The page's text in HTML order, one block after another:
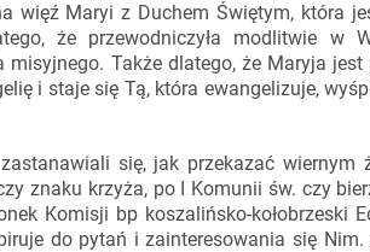
więź Maryi z Duchem Świętym, która
że przewodniczyła modlitwie w
Także dlatego, że Maryja
i staje się Tą, która ewangelizuje,
się, jak przekazać wiernym
znaku krzyża, po I Komunii św. czy
Komisji bp koszalińsko-kołobrzeski
do pytań i zainteresowania się Nim.